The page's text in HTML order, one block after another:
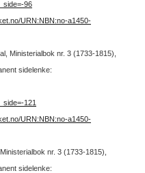
96
URN:NBN:no-a1450-
Ministerialbok nr. 3 (1733-1815),
sidelenke:
121
URN:NBN:no-a1450-
nr. 3 (1733-1815),
sidelenke: